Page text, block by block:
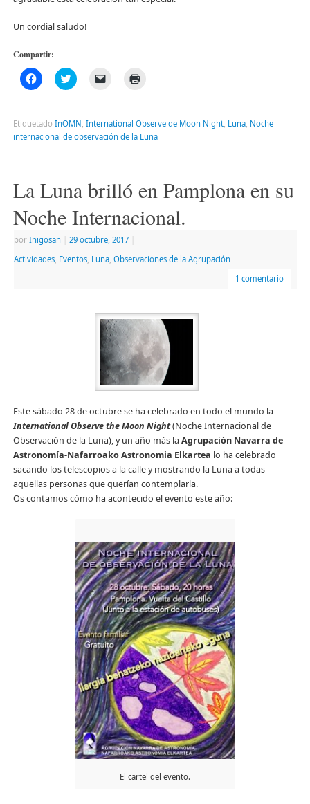
Un cordial saludo!
Compartir:
Haz
clic
Facebook
(Se
abre
Haz
clic
Twitter
(Se
abre
enlace
por
correo
(Se
abre
ventana
abre
en
una
Etiquetado InOMN, International Observe de Moon Night, Luna, Noche
internacional de observación de la Luna
La Luna brilló en Pamplona en su
Noche Internacional.
por Inigosan 29 octubre, 2017
Actividades, Eventos, Luna, Observaciones de la Agrupación
1 comentario
Este sábado 28 de octubre se ha celebrado en todo el mundo la
International Observe the Moon Night(Noche Internacional de
Observación de la Luna), y un año más la Agrupación Navarra de
Astronomía-Nafarroako Astronomia Elkartea lo ha celebrado
sacando los telescopios a la calle y mostrando la Luna a todas
aquellas personas que querían contemplarla.
Os contamos cómo ha acontecido el evento este año:
El cartel del evento.